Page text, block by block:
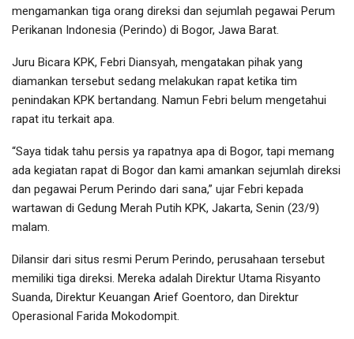
mengamankan tiga orang direksi dan sejumlah pegawai Perum
Perikanan Indonesia (Perindo) di Bogor, Jawa Barat.
Juru Bicara KPK, Febri Diansyah, mengatakan pihak yang
diamankan tersebut sedang melakukan rapat ketika tim
penindakan KPK bertandang. Namun Febri belum mengetahui
rapat itu terkait apa.
“Saya tidak tahu persis ya rapatnya apa di Bogor, tapi memang
ada kegiatan rapat di Bogor dan kami amankan sejumlah direksi
dan pegawai Perum Perindo dari sana,” ujar Febri kepada
wartawan di Gedung Merah Putih KPK, Jakarta, Senin (23/9)
malam.
Dilansir dari situs resmi Perum Perindo, perusahaan tersebut
memiliki tiga direksi. Mereka adalah Direktur Utama Risyanto
Suanda, Direktur Keuangan Arief Goentoro, dan Direktur
Operasional Farida Mokodompit.